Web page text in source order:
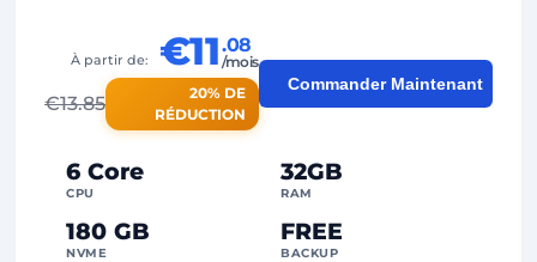
2Points de sauvegarde
24/7
Support expert
6 Core
CPU
32GB
RAM
180 GB
NVME
FREE
BACKUP
À partir de: €11.08
/mois
€13.85
20% DE
RÉDUCTION
Commander Maintenant